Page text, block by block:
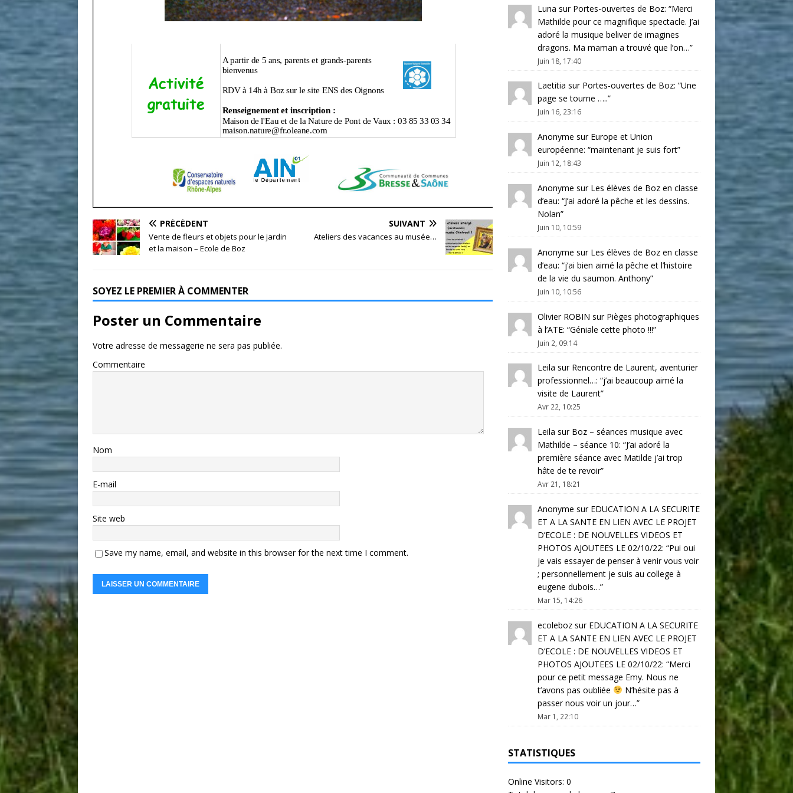
PRÉCÉDENT
Vente de fleurs et objets pour le jardin
et la maison – Ecole de Boz
SUIVANT
Ateliers des vacances au musée…
SOYEZ LE PREMIER À COMMENTER
Poster un Commentaire
Votre adresse de messagerie ne sera pas publiée.
Commentaire
Nom
E-mail
Site web
Save my name, email, and website in this browser for the next time I comment.
Luna sur Portes-ouvertes de Boz: “Merci
Mathilde pour ce magnifique spectacle. J’ai
adoré la musique beliver de imagines
dragons. Ma maman a trouvé que l’on…”
Juin 18, 17:40
Laetitia sur Portes-ouvertes de Boz: “Une
page se tourne …..”
Juin 16, 23:16
Anonyme sur Europe et Union
européenne: “maintenant je suis fort”
Juin 12, 18:43
Anonyme sur Les élèves de Boz en classe
d’eau: “J’ai adoré la pêche et les dessins.
Nolan”
Juin 10, 10:59
Anonyme sur Les élèves de Boz en classe
d’eau: “j’ai bien aimé la pêche et l’histoire
de la vie du saumon. Anthony”
Juin 10, 10:56
Olivier ROBIN sur Pièges photographiques
à l’ATE: “Géniale cette photo !!!”
Juin 2, 09:14
Leila sur Rencontre de Laurent, aventurier
professionnel…: “j’ai beaucoup aimé la
visite de Laurent”
Avr 22, 10:25
Leila sur Boz – séances musique avec
Mathilde – séance 10: “J’ai adoré la
première séance avec Matilde j’ai trop
hâte de te revoir”
Avr 21, 18:21
Anonyme sur EDUCATION A LA SECURITE
ET A LA SANTE EN LIEN AVEC LE PROJET
D’ECOLE : DE NOUVELLES VIDEOS ET
PHOTOS AJOUTEES LE 02/10/22: “Pui oui
je vais essayer de penser à venir vous voir
; personnellement je suis au college à
eugene dubois…”
Mar 15, 14:26
ecolebozsur EDUCATION A LA SECURITE
ET A LA SANTE EN LIEN AVEC LE PROJET
D’ECOLE : DE NOUVELLES VIDEOS ET
PHOTOS AJOUTEES LE 02/10/22: “Merci
pour ce petit message Emy. Nous ne
t’avons pas oubliée
N’hésite pas à
passer nous voir un jour…”
Mar 1, 22:10
STATISTIQUES
Online Visitors: 0